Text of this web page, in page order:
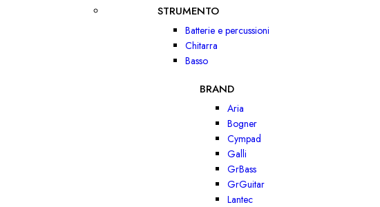
STRUMENTO
Batterie e percussioni
Chitarra
Basso
BRAND
Aria
Bogner
Cympad
Galli
GrBass
GrGuitar
Lantec